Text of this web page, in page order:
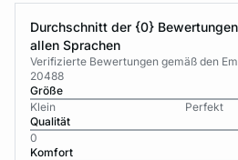
Durchschnitt der {0}
allen Sprachen
Verifizierte Bewertungen gemäß den
20488
Größe
Klein
Perfekt
Qualität
0
Komfort